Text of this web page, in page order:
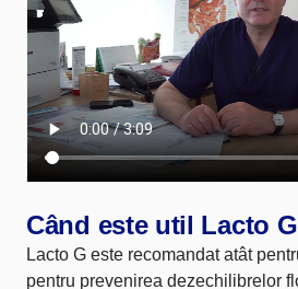
Când este util Lacto
Lacto G este recomandat atât
pentru prevenirea dezechilibrelor